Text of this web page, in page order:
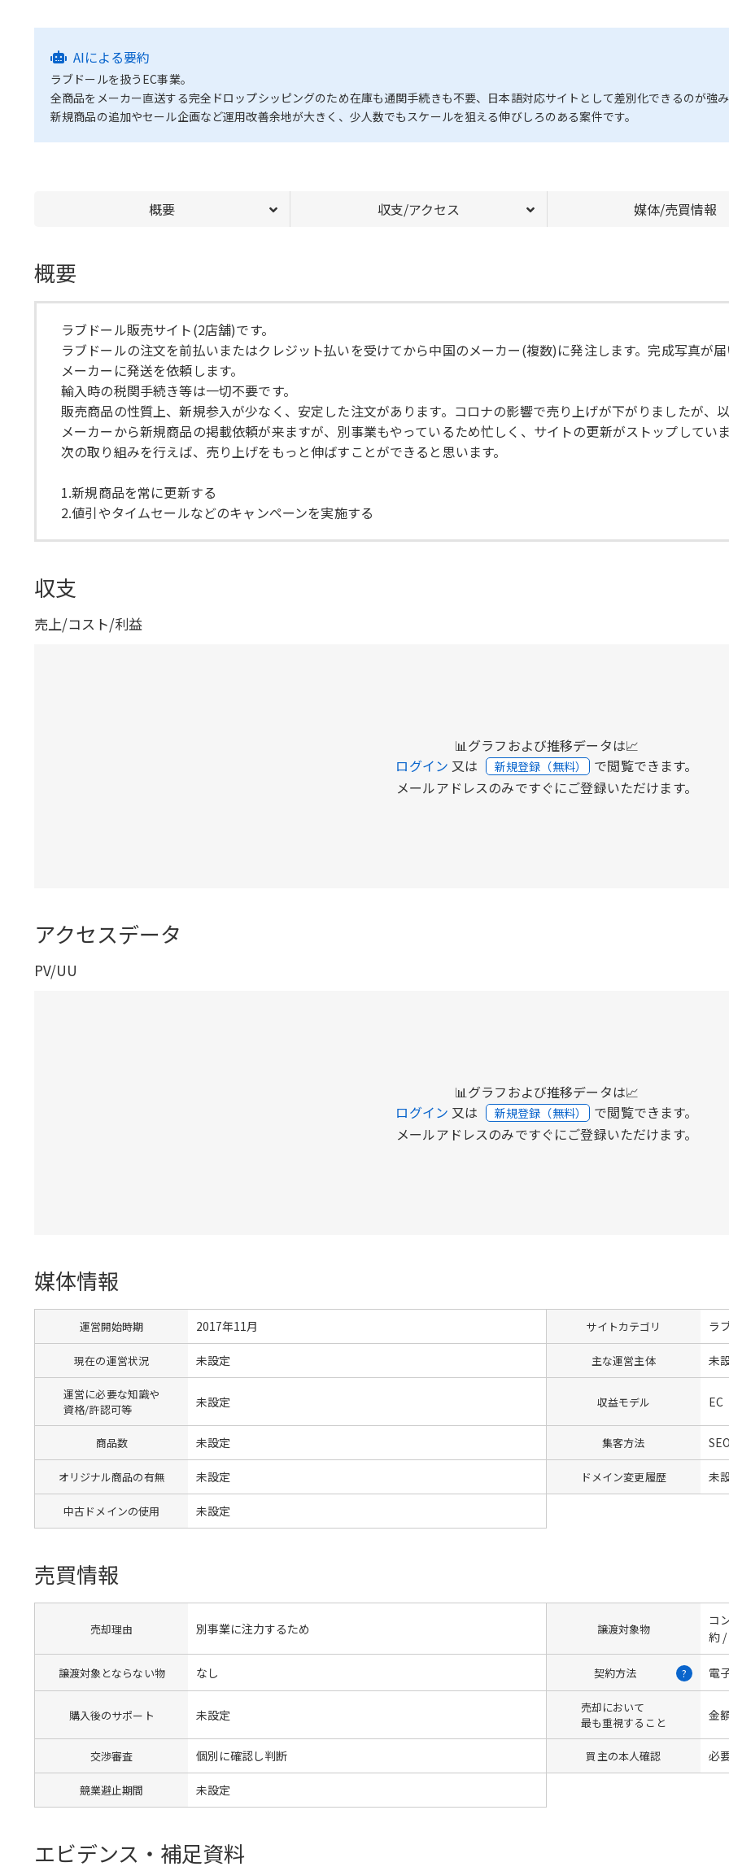
AIによる要約
ラブドールを扱うEC事業。
全商品をメーカー直送する完全ドロップシッピングのため在庫も通関手続きも不要、日本語対応サイトとして差別化できるのが強
新規商品の追加やセール企画など運用改善余地が大きく、少人数でもスケールを狙える伸びしろのある案件です。
概要 収支/アクセス 媒体/売買情報
概要
ラブドール販売サイト(2店舗)です。
ラブドールの注文を前払いまたはクレジット払いを受けてから中国のメーカー(複数)に発注します。完成写真が
メーカーに発送を依頼します。
輸入時の税関手続き等は一切不要です。
販売商品の性質上、新規参入が少なく、安定した注文があります。コロナの影響で売り上げが下がりましたが、
メーカーから新規商品の掲載依頼が来ますが、別事業もやっているため忙しく、サイトの更新がストップしてい
次の取り組みを行えば、売り上げをもっと伸ばすことができると思います。
1.新規商品を常に更新する
2.値引やタイムセールなどのキャンペーンを実施する
収支
売上/コスト/利益
📊グラフおよび推移データは📈
ログイン 又は 新規登録（無料） で閲覧できます。
メールアドレスのみですぐにご登録いただけます。
アクセスデータ
PV/UU
📊グラフおよび推移データは📈
ログイン 又は 新規登録（無料） で閲覧できます。
メールアドレスのみですぐにご登録いただけます。
媒体情報
運営開始時期 2017年11月 サイトカテゴリ ラ
現在の運営状況 未設定 主な運営主体 未
運営に必要な知識や
資格/許認可等
未設定 収益モデル EC
商品数 未設定 集客方法
オリジナル商品の有無 未設定 ドメイン変更履歴 未
中古ドメインの使用 未設定
売買情報
売却理由 別事業に注力するため 譲渡対象物
コ
約
譲渡対象とならない物 なし 契約方法 ? 電
購入後のサポート 未設定
売却において
最も重視すること
金
交渉審査 個別に確認し判断 買主の本人確認 必
競業避止期間 未設定
エビデンス・補足資料